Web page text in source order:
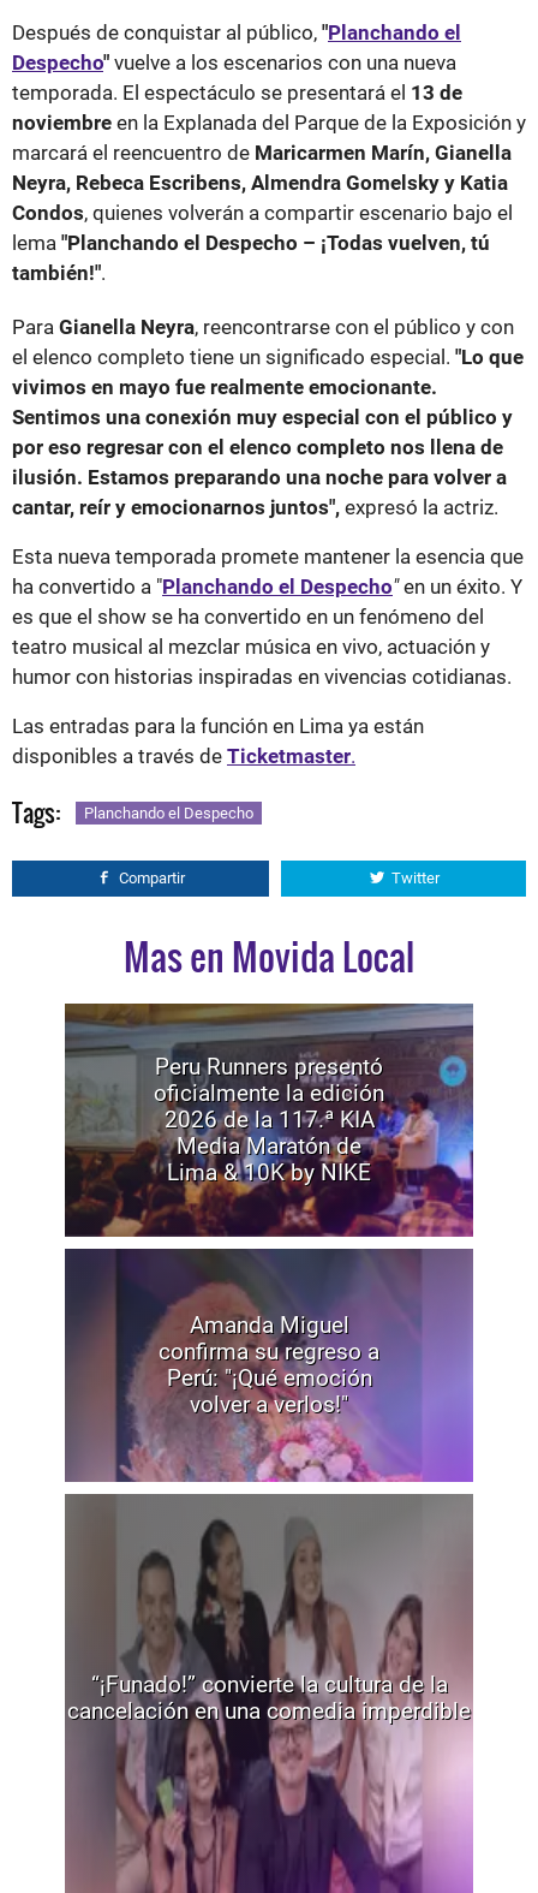
Después de conquistar al público, "Planchando el
Despecho" vuelve a los escenarios con una nueva
temporada. El espectáculo se presentará el 13 de
noviembre en la Explanada del Parque de la Exposición y
marcará el reencuentro de Maricarmen Marín, Gianella
Neyra, Rebeca Escribens, Almendra Gomelsky y Katia
Condos, quienes volverán a compartir escenario bajo el
lema "Planchando el Despecho – ¡Todas vuelven, tú
también!".
Para Gianella Neyra, reencontrarse con el público y con
el elenco completo tiene un significado especial. "Lo que
vivimos en mayo fue realmente emocionante.
Sentimos una conexión muy especial con el público y
por eso regresar con el elenco completo nos llena de
ilusión. Estamos preparando una noche para volver a
cantar, reír y emocionarnos juntos", expresó la actriz.
Esta nueva temporada promete mantener la esencia que
ha convertido a "Planchando el Despecho"en un éxito. Y
es que el show se ha convertido en un fenómeno del
teatro musical al mezclar música en vivo, actuación y
humor con historias inspiradas en vivencias cotidianas.
Las entradas para la función en Lima ya están
disponibles a través de Ticketmaster.
Tags: Planchando el Despecho
Compartir Twitter
Mas en Movida Local
Peru Runners presentó
oficialmente la edición
2026 de la 117.ª KIA
Media Maratón de
Lima & 10K by NIKE
Amanda Miguel
confirma su regreso a
Perú: "¡Qué emoción
volver a verlos!"
“¡Funado!” convierte la cultura de la
cancelación en una comedia imperdible